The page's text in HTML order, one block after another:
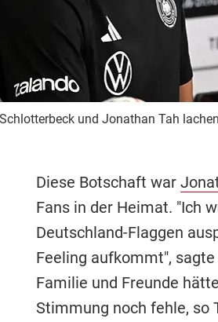
und Jonathan Tah
Diese Botschaft war
Fans in der Heimat. "Ich
Deutschland-Flaggen
Feeling aufkommt",
Familie und Freunde
Stimmung noch fehle, so